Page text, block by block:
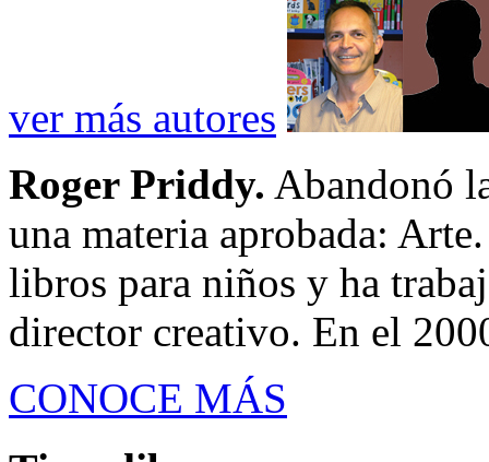
ver más autores
Roger Priddy. Abandonó
una materia aprobada:
libros para niños y ha
director creativo. En el
CONOCE MÁS